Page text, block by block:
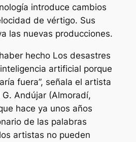
introduce cambios
de vértigo. Sus
las nuevas producciones.
hechoLos desastres
artificial porque
fuera”, señala el artista
Andújar (Almoradí,
hace ya unos años
de las palabras
artistas no pueden